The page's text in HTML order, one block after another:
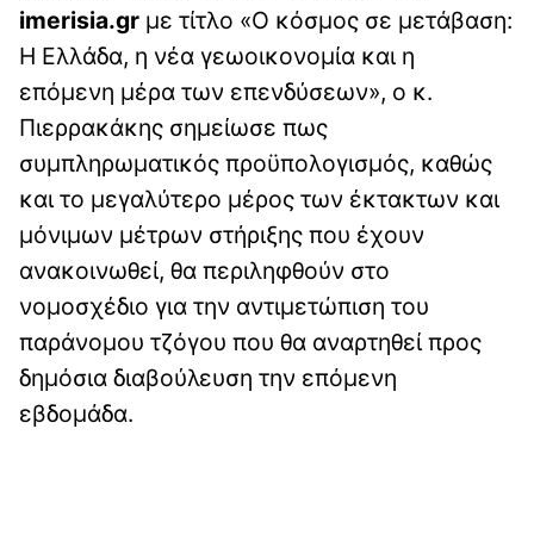
imerisia.gr με τίτλο «Ο κόσμος σε μετάβαση:
Η Ελλάδα, η νέα γεωοικονομία και η
επόμενη μέρα των επενδύσεων», ο κ.
Πιερρακάκης σημείωσε πως
συμπληρωματικός προϋπολογισμός, καθώς
και το μεγαλύτερο μέρος των έκτακτων και
μόνιμων μέτρων στήριξης που έχουν
ανακοινωθεί, θα περιληφθούν στο
νομοσχέδιο για την αντιμετώπιση του
παράνομου τζόγου που θα αναρτηθεί προς
δημόσια διαβούλευση την επόμενη
εβδομάδα.